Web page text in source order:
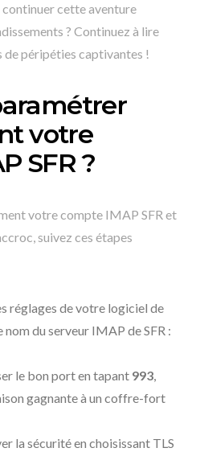
cette aventure
? Continuez à lire
péripéties captivantes !
votre
SFR ?
votre compte IMAP SFR et
suivez ces étapes
réglages de votre logiciel de
nom du serveur IMAP de SFR :
le bon port en tapant 993,
gagnante à un coffre-fort
la sécurité en choisissant TLS